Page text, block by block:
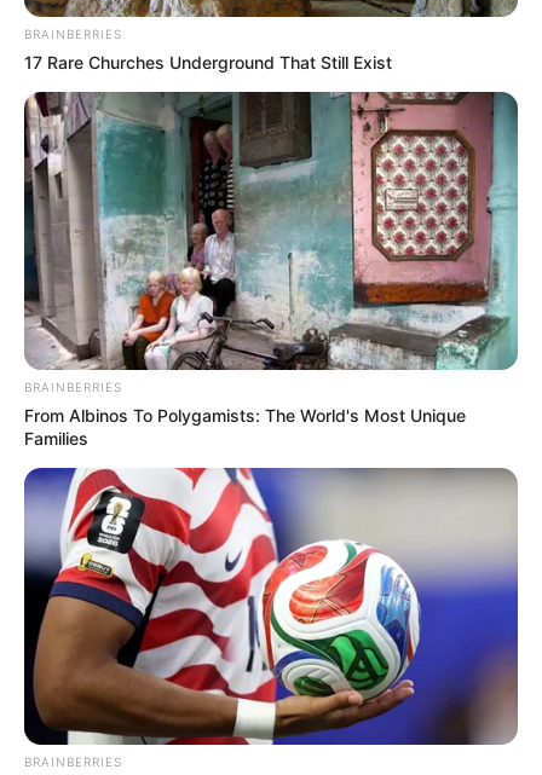
BRAINBERRIES
17 Rare Churches Underground That Still Exist
BRAINBERRIES
From Albinos To Polygamists: The World's Most Unique
Families
BRAINBERRIES